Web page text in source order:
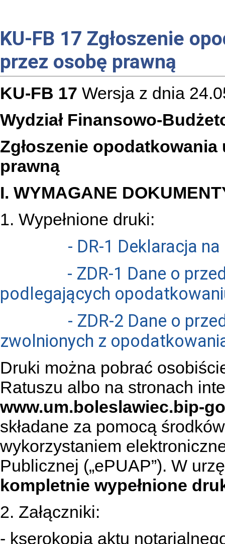
KU-FB 17 Zgłoszenie
przez osobę prawną
KU-FB 17 Wersja z dnia
Wydział Finansowo-
Zgłoszenie
prawną
I. WYMAGANE
1. Wypełnione druki:
- DR-1 Deklaracja
- ZDR-1 Dane o
podlegających
- ZDR-2 Dane o
zwolnionych z
Druki można pobrać
Ratuszu albo na stronach
www.um.boleslawiec.bip-
składane za pomocą
wykorzystaniem
Publicznej („ePUAP”). W
kompletnie wypełnione
2. Załączniki:
- kserokopia aktu